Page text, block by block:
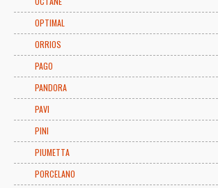
OPTIMAL
ORRIOS
PAGO
PANDORA
PAVI
PINI
PIUMETTA
PORCELANO